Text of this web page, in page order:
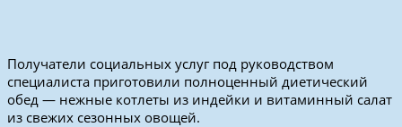
Получатели социальных услуг под руководством
специалиста приготовили полноценный диетический
обед — нежные котлеты из индейки и витаминный салат
из свежих сезонных овощей.